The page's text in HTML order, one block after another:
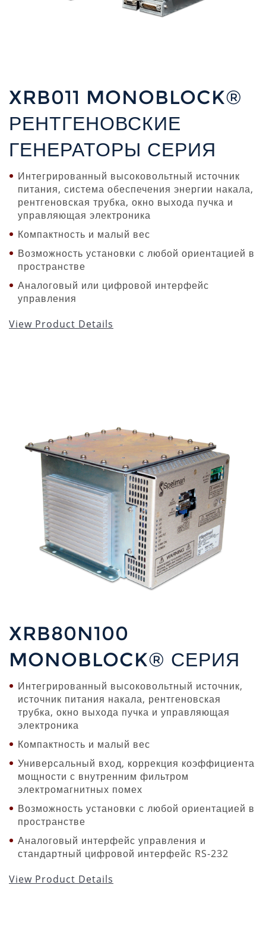
XRB011 MONOBLOCK®
РЕНТГЕНОВСКИЕ
ГЕНЕРАТОРЫ СЕРИЯ
Интегрированный высоковольтный источник
питания, система обеспечения энергии накала,
рентгеновская трубка, окно выхода пучка и
управляющая электроника
Компактность и малый вес
Возможность установки с любой ориентацией в
пространстве
Аналоговый или цифровой интерфейс
управления
View Product Details
XRB80N100
MONOBLOCK® СЕРИЯ
Интегрированный высоковольтный источник,
источник питания накала, рентгеновская
трубка, окно выхода пучка и управляющая
электроника
Компактность и малый вес
Универсальный вход, коррекция коэффициента
мощности с внутренним фильтром
электромагнитных помех
Возможность установки с любой ориентацией в
пространстве
Аналоговый интерфейс управления и
стандартный цифровой интерфейс RS-232
View Product Details